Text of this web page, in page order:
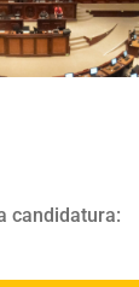
candidatura: